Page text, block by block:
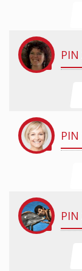
PIN
PIN
PIN